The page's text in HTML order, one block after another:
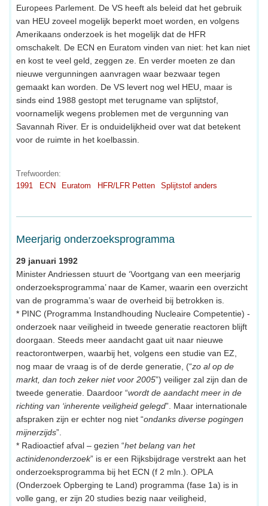
Europees Parlement. De VS heeft als beleid dat het gebruik
van HEU zoveel mogelijk beperkt moet worden, en volgens
Amerikaans onderzoek is het mogelijk dat de HFR
omschakelt. De ECN en Euratom vinden van niet: het kan niet
en kost te veel geld, zeggen ze. En verder moeten ze dan
nieuwe vergunningen aanvragen waar bezwaar tegen
gemaakt kan worden. De VS levert nog wel HEU, maar is
sinds eind 1988 gestopt met terugname van splijtstof,
voornamelijk wegens problemen met de vergunning van
Savannah River. Er is onduidelijkheid over wat dat betekent
voor de ruimte in het koelbassin.
Trefwoorden:
1991
ECN Euratom HFR/LFR Petten Splijtstof anders
Meerjarig onderzoeksprogramma
29 januari 1992
Minister Andriessen stuurt de ‘Voortgang van een meerjarig
onderzoeksprogramma’ naar de Kamer, waarin een overzicht
van de programma’s waar de overheid bij betrokken is.
* PINC (Programma Instandhouding Nucleaire Competentie) -
onderzoek naar veiligheid in tweede generatie reactoren blijft
doorgaan. Steeds meer aandacht gaat uit naar nieuwe
reactorontwerpen, waarbij het, volgens een studie van EZ,
nog maar de vraag is of de derde generatie, (“zo al op de
markt, dan toch zeker niet voor 2005”) veiliger zal zijn dan de
tweede generatie. Daardoor “wordt de aandacht meer in de
richting van ‘inherente veiligheid gelegd”. Maar internationale
afspraken zijn er echter nog niet “ondanks diverse pogingen
mijnerzijds”.
* Radioactief afval – gezien “het belang van het
actinidenonderzoek” is er een Rijksbijdrage verstrekt aan het
onderzoeksprogramma bij het ECN (f 2 mln.). OPLA
(Onderzoek Opberging te Land) programma (fase 1a) is in
volle gang, er zijn 20 studies bezig naar veiligheid,